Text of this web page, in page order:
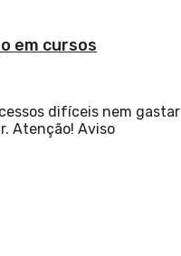
em cursos
difíceis nem gastar
Atenção! Aviso